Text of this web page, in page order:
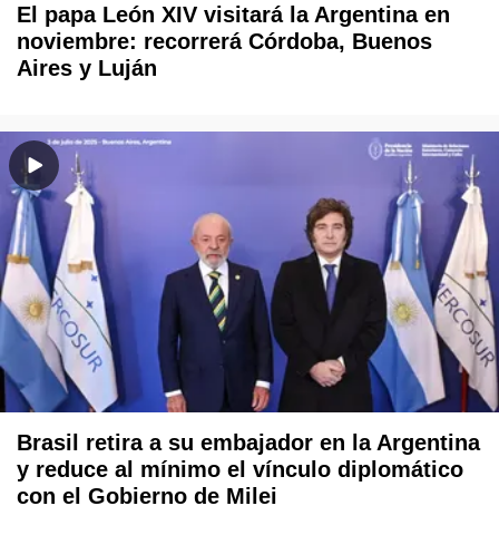
El papa León XIV visitará la Argentina en
noviembre: recorrerá Córdoba, Buenos
Aires y Luján
Brasil retira a su embajador en la Argentina
y reduce al mínimo el vínculo diplomático
con el Gobierno de Milei